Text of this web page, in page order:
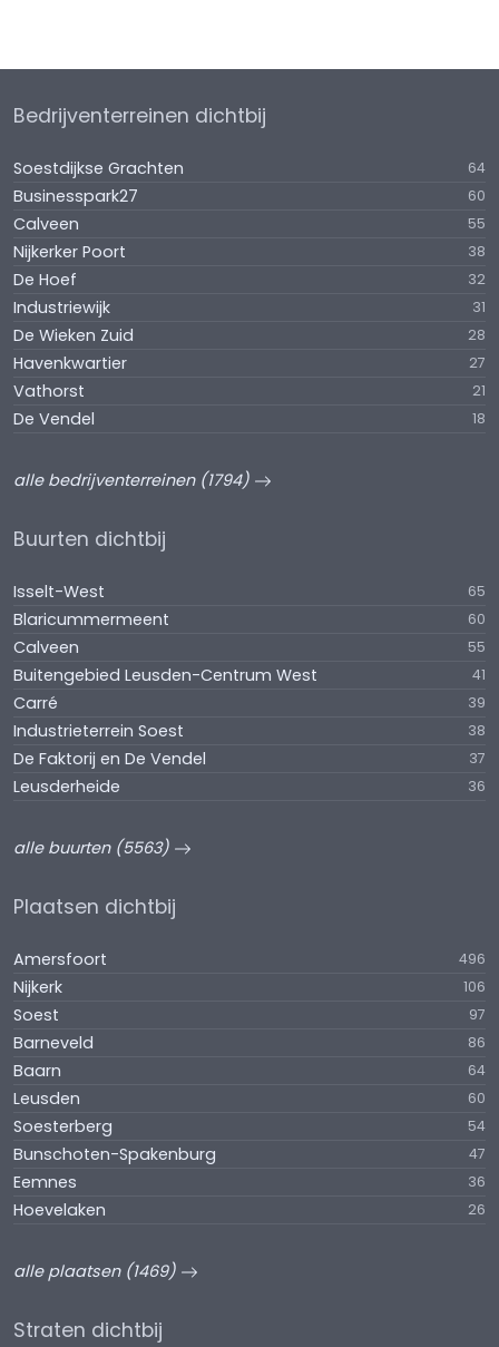
Bedrijventerreinen dichtbij
Soestdijkse Grachten 64
Businesspark27 60
Calveen 55
Nijkerker Poort 38
De Hoef 32
Industriewijk 31
De Wieken Zuid 28
Havenkwartier 27
Vathorst 21
De Vendel 18
alle bedrijventerreinen (1794)
Buurten dichtbij
Isselt-West 65
Blaricummermeent 60
Calveen 55
Buitengebied Leusden-Centrum West 41
Carré 39
Industrieterrein Soest 38
De Faktorij en De Vendel 37
Leusderheide 36
alle buurten (5563)
Plaatsen dichtbij
Amersfoort 496
Nijkerk 106
Soest 97
Barneveld 86
Baarn 64
Leusden 60
Soesterberg 54
Bunschoten-Spakenburg 47
Eemnes 36
Hoevelaken 26
alle plaatsen (1469)
Straten dichtbij